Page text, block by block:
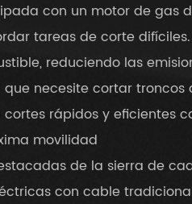
con un motor de gas
tareas de corte
reduciendo las
necesite cortar troncos
rápidos y eficientes
movilidad
de la sierra de
con cable